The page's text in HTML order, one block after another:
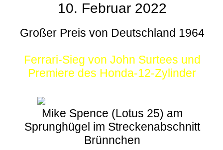
10. Februar 2022
Großer Preis von Deutschland 1964
Ferrari-Sieg von John Surtees und
Premiere des Honda-12-Zylinder
Mike Spence (Lotus 25) am
Sprunghügel im Streckenabschnitt
Brünnchen